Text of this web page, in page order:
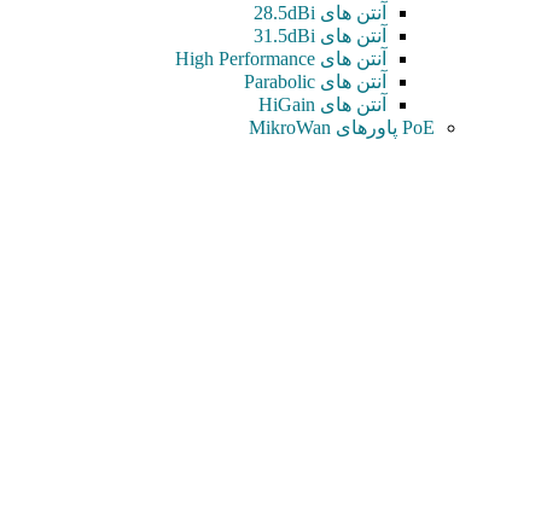
آنتن های 28.5dBi
آنتن های 31.5dBi
آنتن های High Performance
آنتن های Parabolic
آنتن های HiGain
PoE پاورهای MikroWan